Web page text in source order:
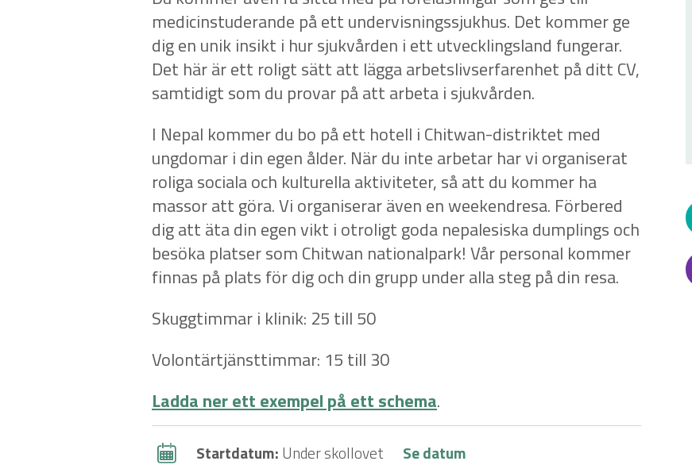
medicinstuderande på ett undervisningssjukhus. Det kommer ge
dig en unik insikt i hur sjukvården i ett utvecklingsland fungerar.
Det här är ett roligt sätt att lägga arbetslivserfarenhet på ditt CV,
samtidigt som du provar på att arbeta i sjukvården.
I Nepal kommer du bo på ett hotell i Chitwan-distriktet med
ungdomar i din egen ålder. När du inte arbetar har vi organiserat
roliga sociala och kulturella aktiviteter, så att du kommer ha
massor att göra. Vi organiserar även en weekendresa. Förbered
dig att äta din egen vikt i otroligt goda nepalesiska dumplings och
besöka platser som Chitwan nationalpark! Vår personal kommer
finnas på plats för dig och din grupp under alla steg på din resa.
Skuggtimmar i klinik: 25 till 50
Volontärtjänsttimmar: 15 till 30
Ladda ner ett exempel på ett schema.
Startdatum: Under skollovet Se datum